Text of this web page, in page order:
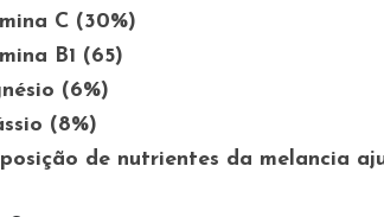
C (30%)
B1 (65)
(6%)
(8%)
de nutrientes da melancia